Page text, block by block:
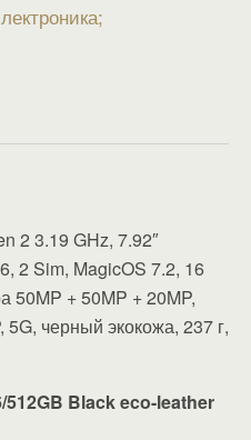
2 3.19 GHz, 7.92″
2 Sim, MagicOS 7.2, 16
50MP + 50MP + 20MP,
черный экокожа, 237 г,
Black eco-leather